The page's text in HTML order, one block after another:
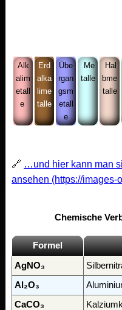
Alk
alim
etall
e
Erd
alka
lime
talle
Übe
rgan
gsm
etall
e
Me
talle
Hal
bme
talle
🔗 …und hier kann man
ansehen (https://images-
Chemische
Formel
AgNO₃
Al₂O₃
CaCO₃